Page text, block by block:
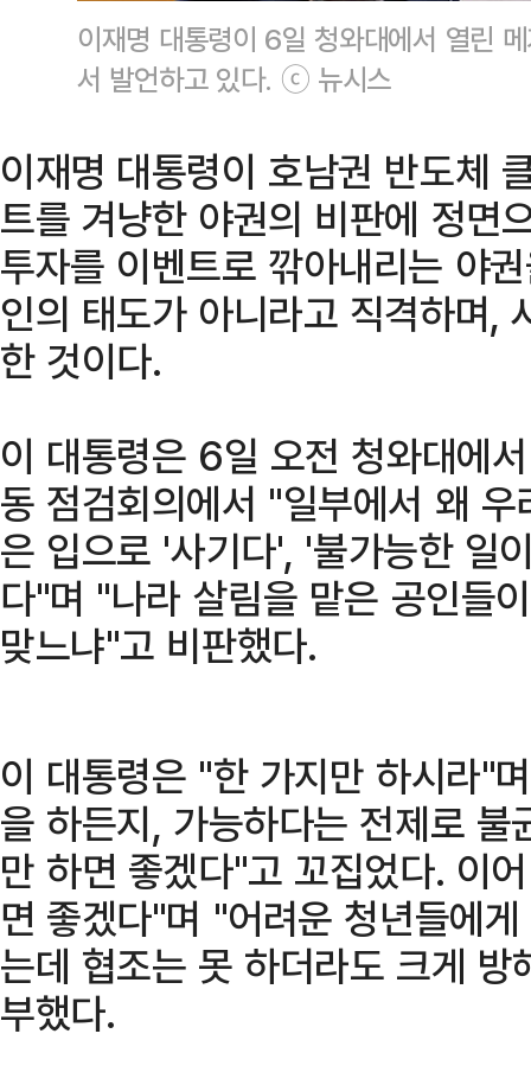
이재명 대통령이 6일 청와대에서 열린
서 발언하고 있다. ⓒ 뉴시스
이재명 대통령이 호남권 반도체
트를 겨냥한 야권의 비판에 정면
투자를 이벤트로 깎아내리는 야
인의 태도가 아니라고 직격하며,
한 것이다.
이 대통령은 6일 오전 청와대에
동 점검회의에서 "일부에서 왜
은 입으로 '사기다', '불가능한 일
다"며 "나라 살림을 맡은 공인들
맞느냐"고 비판했다.
이 대통령은 "한 가지만 하시라"
을 하든지, 가능하다는 전제로
만 하면 좋겠다"고 꼬집었다. 이
면 좋겠다"며 "어려운 청년들에
는데 협조는 못 하더라도 크게
부했다.